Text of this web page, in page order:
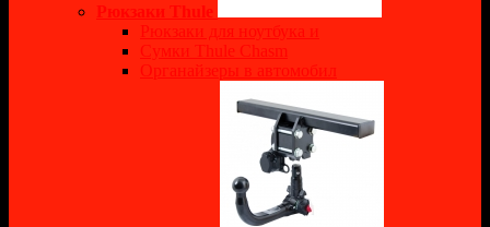
Рюкзаки Thule
Рюкзаки для ноутбука и
Сумки Thule Chasm
Органайзеры в автомобил